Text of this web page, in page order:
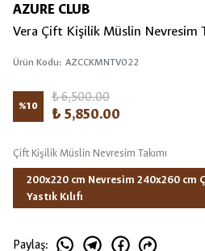
AZURE CLUB
Vera Çift Kişilik Müslin Nevresim
Ürün Kodu: AZCCKMNTV022
%10
₺ 6,500.00
₺ 5,850.00
Çift Kişilik Müslin Nevresim Takımı
200x220 cm Nevresim 240x260 cm
Yastık Kılıfı
Paylaş: